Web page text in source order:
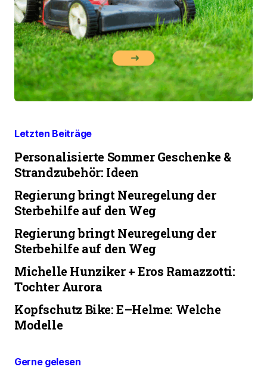
Letzten Beiträge
Personalisierte Sommer Geschenke &
Strandzubehör: Ideen
Regierung bringt Neuregelung der
Sterbehilfe auf den Weg
Regierung bringt Neuregelung der
Sterbehilfe auf den Weg
Michelle Hunziker + Eros Ramazzotti:
Tochter Aurora
Kopfschutz Bike: E–Helme: Welche
Modelle
Gerne gelesen